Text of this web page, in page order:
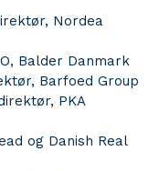
Nordea
Balder Danmark
Barfoed Group
PKA
og Danish Real